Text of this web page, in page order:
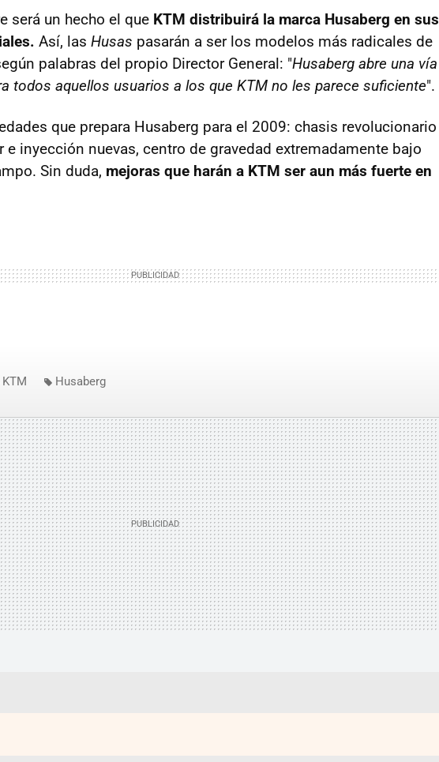
será un hecho el que KTM distribuirá la marca Husaberg en sus
Así, las Husas pasarán a ser los modelos más radicales de
palabras del propio Director General: "Husaberg abre una vía
todos aquellos usuarios a los que KTM no les parece suficiente".
que prepara Husaberg para el 2009: chasis revolucionario
inyección nuevas, centro de gravedad extremadamente bajo
Sin duda, mejoras que harán a KTM ser aun más fuerte en
KTM Husaberg